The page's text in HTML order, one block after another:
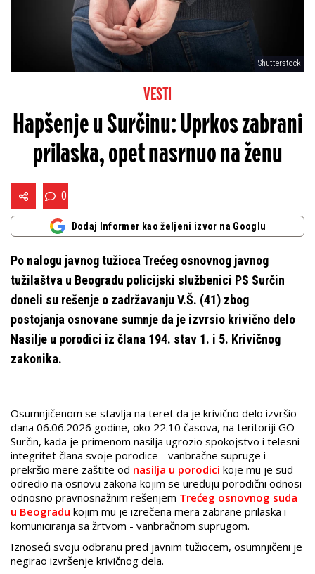
Shutterstock
VESTI
Hapšenje u Surčinu: Uprkos zabrani
prilaska, opet nasrnuo na ženu
0
Dodaj Informer kao željeni izvor na Googlu
Po nalogu javnog tužioca Trećeg osnovnog javnog
tužilaštva u Beogradu policijski službenici PS Surčin
doneli su rešenje o zadržavanju V.Š. (41) zbog
postojanja osnovane sumnje da je izvrsio krivično delo
Nasilje u porodici iz člana 194. stav 1. i 5. Krivičnog
zakonika.
Osumnjičenom se stavlja na teret da je krivično delo izvršio
dana 06.06.2026 godine, oko 22.10 časova, na teritoriji GO
Surčin, kada je primenom nasilja ugrozio spokojstvo i telesni
integritet člana svoje porodice - vanbračne supruge i
prekršio mere zaštite od nasilja u porodici koje mu je sud
odredio na osnovu zakona kojim se uređuju porodični odnosi
odnosno pravnosnažnim rešenjem Trećeg osnovnog suda
u Beogradu kojim mu je izrečena mera zabrane prilaska i
komuniciranja sa žrtvom - vanbračnom suprugom.
Iznoseći svoju odbranu pred javnim tužiocem, osumnjičeni je
negirao izvršenje krivičnog dela.